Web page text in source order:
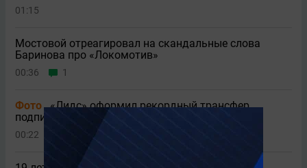
01:15
Мостовой отреагировал на скандальные слова
Баринова про «Локомотив»
00:36 1
Фото
«Лидс» оформил рекордный трансфер,
подписав вратаря «Манчестер Сити»
00:22